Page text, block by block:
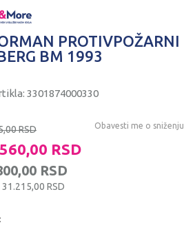
PROTIVPOŽARNI
BM 1993
3301874000330
RSD
RSD
RSD
31.215,00 RSD
Obavesti me o sniženju